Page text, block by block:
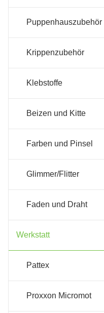
Puppenhauszubehör
Krippenzubehör
Klebstoffe
Beizen und Kitte
Farben und Pinsel
Glimmer/Flitter
Faden und Draht
Werkstatt
Pattex
Proxxon Micromot